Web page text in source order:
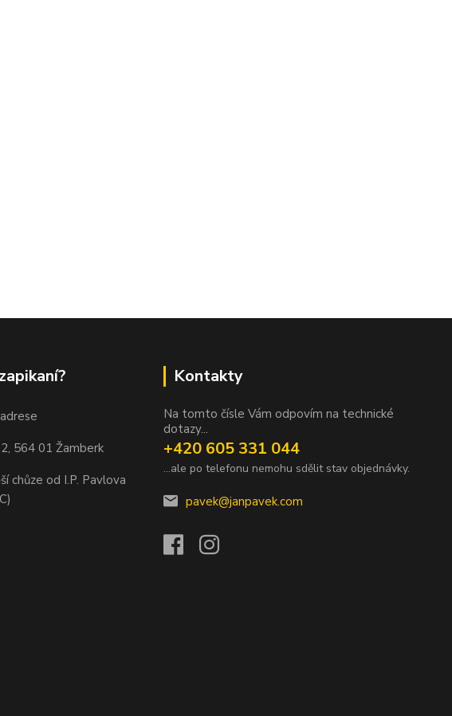
564 01 Žamberk
chůze od I.P. Pavlova
Kontakty
Na tomto čísle Vám odpovím na technické
dotazy...
+420 605 331 044
...ale po telefonu nemohu sdělit stav objednávky.
pavek@janpavek.com